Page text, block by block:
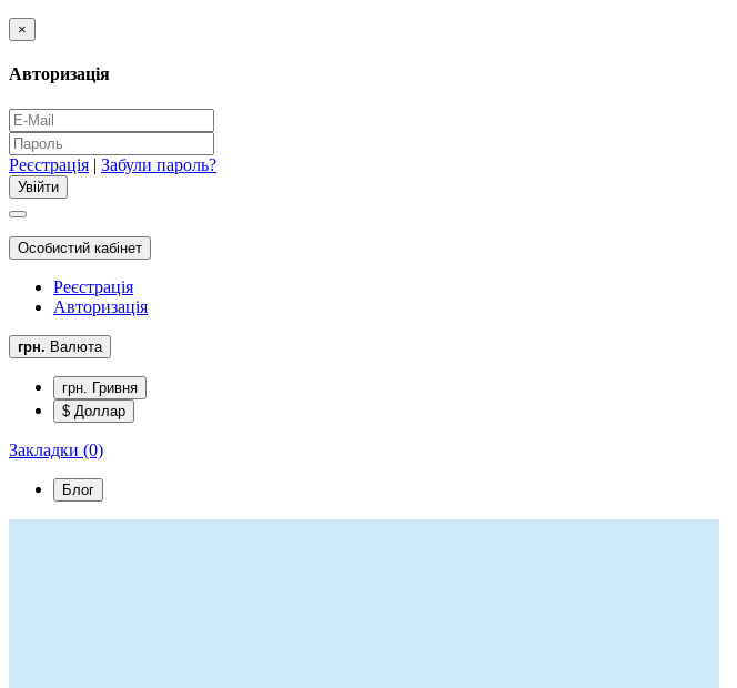
×
Авторизація
Реєстрація | Забули пароль?
Особистий кабінет
Реєстрація
Авторизація
грн. Валюта
грн. Гривня
$ Доллар
Закладки (0)
Блог